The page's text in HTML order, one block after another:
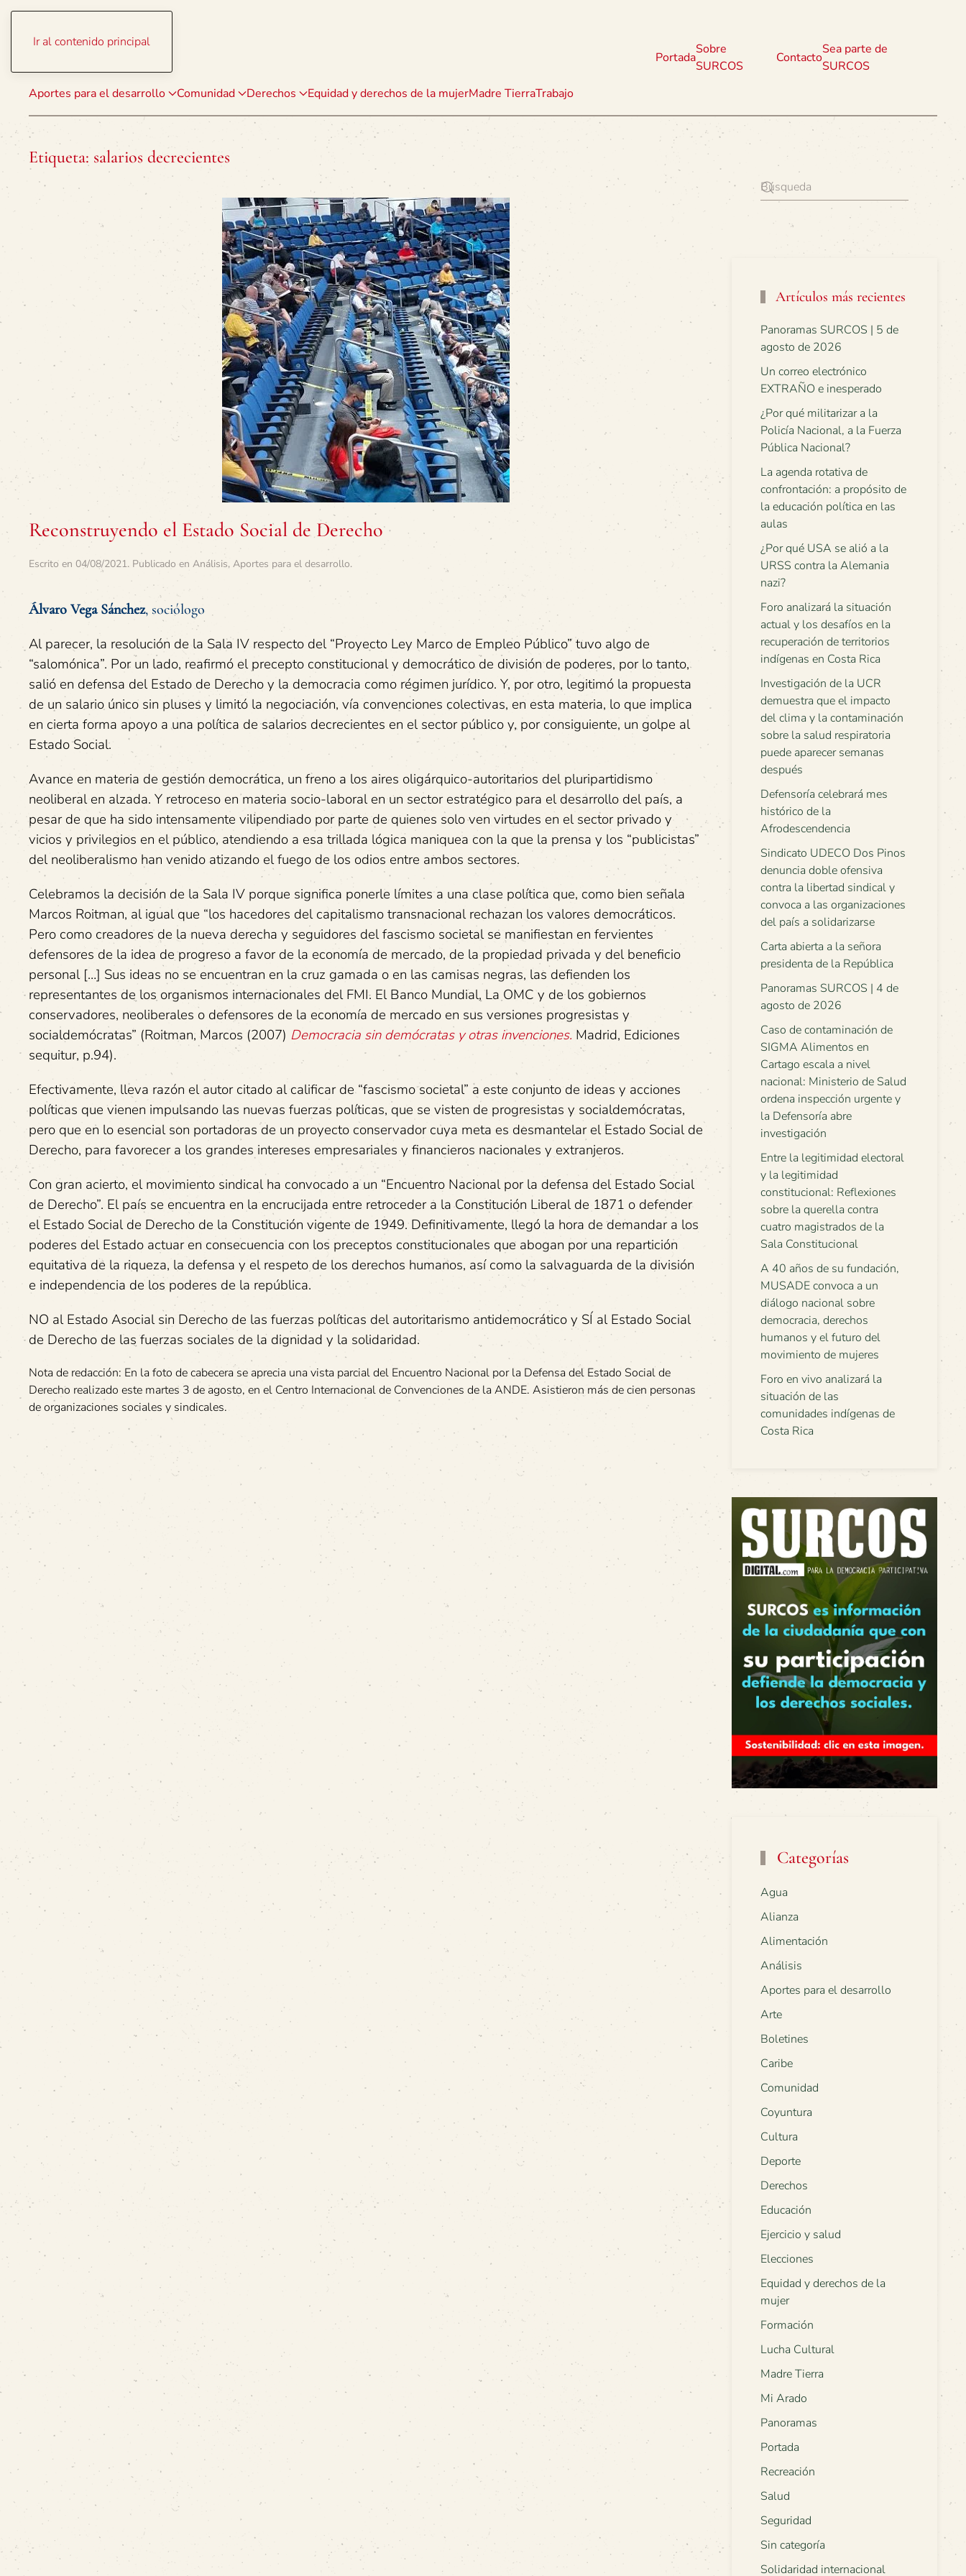
Ir al contenido principal
Aportes para el desarrollo Comunidad Derechos Equidad y derechos de la mujerMadre TierraTrabajo
Portada
Sobre
SURCOS
Contacto
Sea parte de
SURCOS
Etiqueta: salarios decrecientes
Reconstruyendo el Estado Social de Derecho
Escrito en 04/08/2021. Publicado en Análisis, Aportes para el desarrollo.
Álvaro Vega Sánchez, sociólogo
Al parecer, la resolución de la Sala IV respecto del “Proyecto Ley Marco de Empleo Público” tuvo algo de
“salomónica”. Por un lado, reafirmó el precepto constitucional y democrático de división de poderes, por lo tanto,
salió en defensa del Estado de Derecho y la democracia como régimen jurídico. Y, por otro, legitimó la propuesta
de un salario único sin pluses y limitó la negociación, vía convenciones colectivas, en esta materia, lo que implica
en cierta forma apoyo a una política de salarios decrecientes en el sector público y, por consiguiente, un golpe al
Estado Social.
Avance en materia de gestión democrática, un freno a los aires oligárquico-autoritarios del pluripartidismo
neoliberal en alzada. Y retroceso en materia socio-laboral en un sector estratégico para el desarrollo del país, a
pesar de que ha sido intensamente vilipendiado por parte de quienes solo ven virtudes en el sector privado y
vicios y privilegios en el público, atendiendo a esa trillada lógica maniquea con la que la prensa y los “publicistas”
del neoliberalismo han venido atizando el fuego de los odios entre ambos sectores.
Celebramos la decisión de la Sala IV porque significa ponerle límites a una clase política que, como bien señala
Marcos Roitman, al igual que “los hacedores del capitalismo transnacional rechazan los valores democráticos.
Pero como creadores de la nueva derecha y seguidores del fascismo societal se manifiestan en fervientes
defensores de la idea de progreso a favor de la economía de mercado, de la propiedad privada y del beneficio
personal […] Sus ideas no se encuentran en la cruz gamada o en las camisas negras, las defienden los
representantes de los organismos internacionales del FMI. El Banco Mundial, La OMC y de los gobiernos
conservadores, neoliberales o defensores de la economía de mercado en sus versiones progresistas y
socialdemócratas” (Roitman, Marcos (2007) Democracia sin demócratas y otras invenciones. Madrid, Ediciones
sequitur, p.94).
Efectivamente, lleva razón el autor citado al calificar de “fascismo societal” a este conjunto de ideas y acciones
políticas que vienen impulsando las nuevas fuerzas políticas, que se visten de progresistas y socialdemócratas,
pero que en lo esencial son portadoras de un proyecto conservador cuya meta es desmantelar el Estado Social de
Derecho, para favorecer a los grandes intereses empresariales y financieros nacionales y extranjeros.
Con gran acierto, el movimiento sindical ha convocado a un “Encuentro Nacional por la defensa del Estado Social
de Derecho”. El país se encuentra en la encrucijada entre retroceder a la Constitución Liberal de 1871 o defender
el Estado Social de Derecho de la Constitución vigente de 1949. Definitivamente, llegó la hora de demandar a los
poderes del Estado actuar en consecuencia con los preceptos constitucionales que abogan por una repartición
equitativa de la riqueza, la defensa y el respeto de los derechos humanos, así como la salvaguarda de la división
e independencia de los poderes de la república.
NO al Estado Asocial sin Derecho de las fuerzas políticas del autoritarismo antidemocrático y SÍ al Estado Social
de Derecho de las fuerzas sociales de la dignidad y la solidaridad.
Nota de redacción: En la foto de cabecera se aprecia una vista parcial del Encuentro Nacional por la Defensa del Estado Social de
Derecho realizado este martes 3 de agosto, en el Centro Internacional de Convenciones de la ANDE. Asistieron más de cien personas
de organizaciones sociales y sindicales.
Artículos más recientes
Panoramas SURCOS | 5 de
agosto de 2026
Un correo electrónico
EXTRAÑO e inesperado
¿Por qué militarizar a la
Policía Nacional, a la Fuerza
Pública Nacional?
La agenda rotativa de
confrontación: a propósito de
la educación política en las
aulas
¿Por qué USA se alió a la
URSS contra la Alemania
nazi?
Foro analizará la situación
actual y los desafíos en la
recuperación de territorios
indígenas en Costa Rica
Investigación de la UCR
demuestra que el impacto
del clima y la contaminación
sobre la salud respiratoria
puede aparecer semanas
después
Defensoría celebrará mes
histórico de la
Afrodescendencia
Sindicato UDECO Dos Pinos
denuncia doble ofensiva
contra la libertad sindical y
convoca a las organizaciones
del país a solidarizarse
Carta abierta a la señora
presidenta de la República
Panoramas SURCOS | 4 de
agosto de 2026
Caso de contaminación de
SIGMA Alimentos en
Cartago escala a nivel
nacional: Ministerio de Salud
ordena inspección urgente y
la Defensoría abre
investigación
Entre la legitimidad electoral
y la legitimidad
constitucional: Reflexiones
sobre la querella contra
cuatro magistrados de la
Sala Constitucional
A 40 años de su fundación,
MUSADE convoca a un
diálogo nacional sobre
democracia, derechos
humanos y el futuro del
movimiento de mujeres
Foro en vivo analizará la
situación de las
comunidades indígenas de
Costa Rica
Categorías
Agua
Alianza
Alimentación
Análisis
Aportes para el desarrollo
Arte
Boletines
Caribe
Comunidad
Coyuntura
Cultura
Deporte
Derechos
Educación
Ejercicio y salud
Elecciones
Equidad y derechos de la
mujer
Formación
Lucha Cultural
Madre Tierra
Mi Arado
Panoramas
Portada
Recreación
Salud
Seguridad
Sin categoría
Solidaridad internacional